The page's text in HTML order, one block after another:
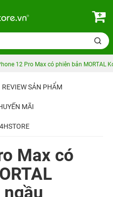
12 Pro Max có phiên bản MORTAL
REVIEW SẢN PHẨM
MÃI
Max có